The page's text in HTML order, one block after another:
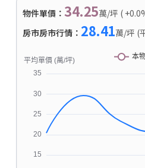
物件單價： 34.25萬/坪 (
房市房市行情： 28.41萬/坪 (